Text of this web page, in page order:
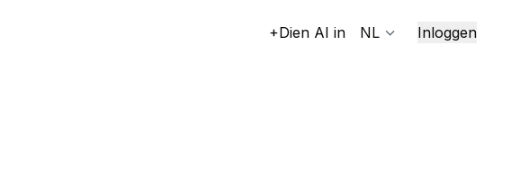
+Dien AI in NL Inloggen